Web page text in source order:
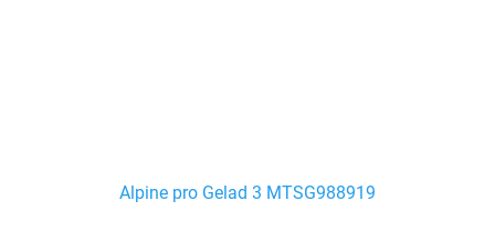
Alpine pro Gelad 3 MTSG988919